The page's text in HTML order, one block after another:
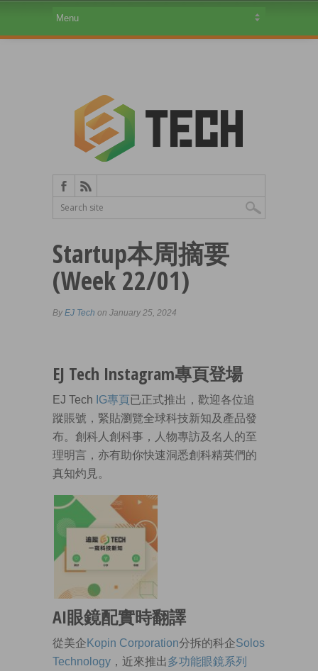
Startup本周摘要
(Week 22/01)
By EJ Tech on January 25, 2024
EJ Tech Instagram專頁登場
EJ Tech IG專頁已正式推出，歡迎各位追
蹤賬號，緊貼瀏覽全球科技新知及產品發
布。創科人創科事，人物專訪及名人的至
理明言，亦有助你快速洞悉創科精英們的
真知灼見。
AI眼鏡配實時翻譯
從美企 Kopin Corporation分拆的科企Solos
Technology ，近來推出多功能眼鏡系列